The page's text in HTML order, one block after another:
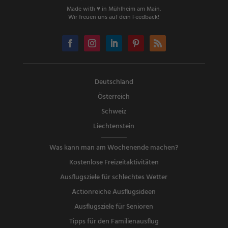
Made with ♥ in Mühlheim am Main.
Wir freuen uns auf dein Feedback!
Deutschland
Österreich
Schweiz
Liechtenstein
Was kann man am Wochenende machen?
Kostenlose Freizeitaktivitäten
Ausflugsziele für schlechtes Wetter
Actionreiche Ausflugsideen
Ausflugsziele für Senioren
Tipps für den Familienausflug